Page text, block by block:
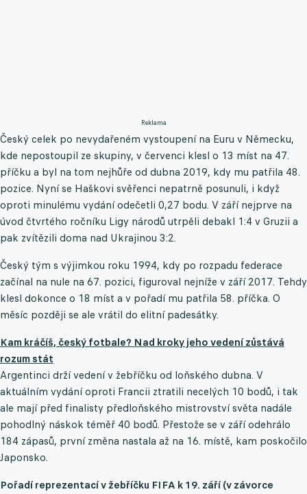
Reklama
Český celek po nevydařeném vystoupení na Euru v Německu,
kde nepostoupil ze skupiny, v červenci klesl o 13 míst na 47.
příčku a byl na tom nejhůře od dubna 2019, kdy mu patřila 48.
pozice. Nyní se Haškovi svěřenci nepatrně posunuli, i když
oproti minulému vydání odečetli 0,27 bodu. V září nejprve na
úvod čtvrtého ročníku Ligy národů utrpěli debakl 1:4 v Gruzii a
pak zvítězili doma nad Ukrajinou 3:2.
Český tým s výjimkou roku 1994, kdy po rozpadu federace
začínal na nule na 67. pozici, figuroval nejníže v září 2017. Tehdy
klesl dokonce o 18 míst a v pořadí mu patřila 58. příčka. O
měsíc později se ale vrátil do elitní padesátky.
Kam kráčíš, český fotbale? Nad kroky jeho vedení zůstává
rozum stát
Argentinci drží vedení v žebříčku od loňského dubna. V
aktuálním vydání oproti Francii ztratili necelých 10 bodů, i tak
ale mají před finalisty předloňského mistrovství světa nadále
pohodlný náskok téměř 40 bodů. Přestože se v září odehrálo
184 zápasů, první změna nastala až na 16. místě, kam poskočilo
Japonsko.
Pořadí reprezentací v žebříčku FIFA k 19. září (v závorce